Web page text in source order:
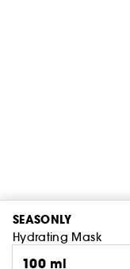
SEASONLY
Hydrating Mask
100 ml